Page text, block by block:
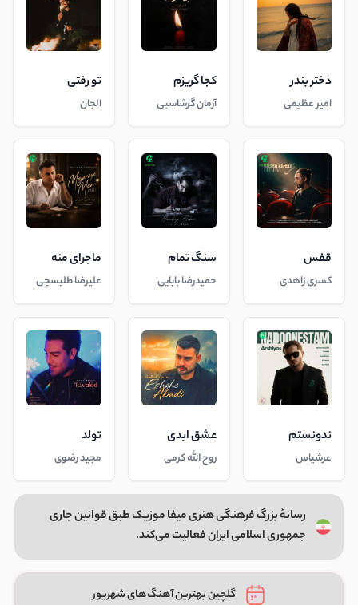
دختر بندر
امیر عظیمی
کجا گریزم
آرمان گرشاسبی
تو رفتی
الجان
قفس
کسری زاهدی
سنگ تمام
حمیدرضا بابایی
ماجرای منه
علیرضا طلیسچی
ندونستم
عرشیاس
عشق ابدی
روح الله کرمی
تولد
مجید رضوی
رسانهٔ بزرگ فرهنگی هنری میفا موزیک طبق قوانین جاری
جمهوری اسلامی ایران فعالیت می‌کند.
گلچین بهترین آهنگ‌های شهریور